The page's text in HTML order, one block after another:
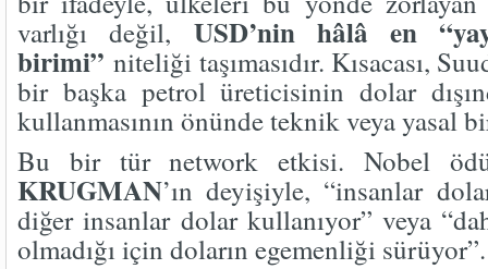
varlığı değil,USD’nin hâlâ en
birimi”niteliği taşımasıdır. Kısacası,
bir başka petrol üreticisinin dolar
kullanmasının önünde teknik veya yasal
Bu bir tür network etkisi. Nobel
KRUGMAN’ın deyişiyle, “insanlar
diğer insanlar dolar kullanıyor” veya
olmadığı için doların egemenliği sürüyor”.